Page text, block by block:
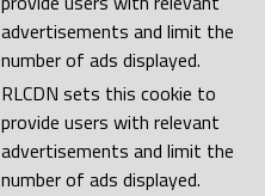
advertisements and limit the
number of ads displayed.
RLCDN sets this cookie to
provide users with relevant
advertisements and limit the
number of ads displayed.